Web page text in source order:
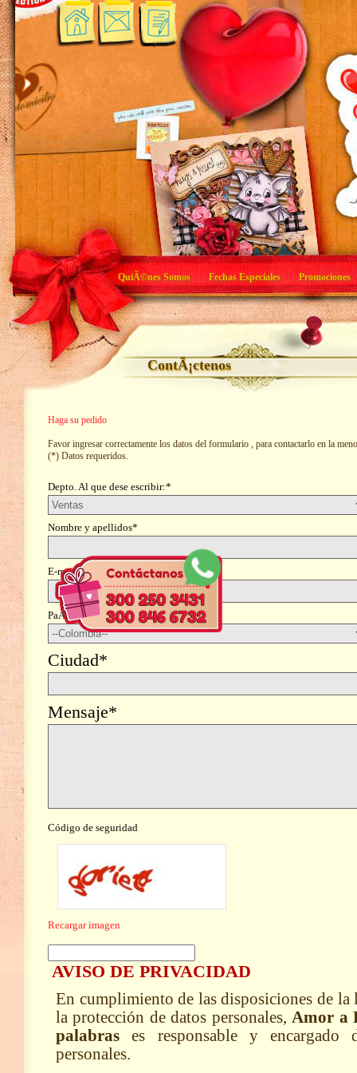
QuiÃ©nes Somos Fechas Especiales Promociones
ContÃ¡ctenos
Haga su pedido
Favor ingresar correctamente los datos del formulario , para contactarlo en la
(*) Datos requeridos.
Depto. Al que dese escribir:*
Nombre y apellidos*
E-mail*
PaÃ­s*
Ciudad*
Mensaje*
Código de seguridad
Recargar imagen
AVISO DE PRIVACIDAD
En cumplimiento de las disposiciones de la
la protección de datos personales, Amor a
palabrases responsable y encargado
personales.